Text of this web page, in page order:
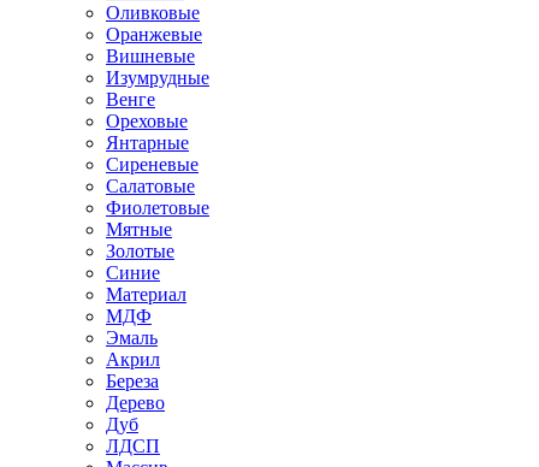
Оливковые
Оранжевые
Вишневые
Изумрудные
Венге
Ореховые
Янтарные
Сиреневые
Салатовые
Фиолетовые
Мятные
Золотые
Синие
Материал
МДФ
Эмаль
Акрил
Береза
Дерево
Дуб
ЛДСП